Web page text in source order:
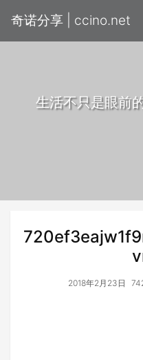
奇诺分享 | ccino.net
生活不只是眼前
2018年2月23日